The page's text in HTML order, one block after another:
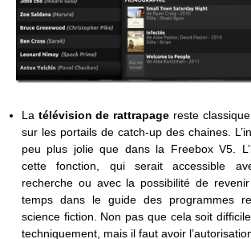
La télévision de rattrapage reste
sur les portails de catch-up des chaines.
peu plus jolie que dans la Freebox V5.
cette fonction, qui serait accessible
recherche ou avec la possibilité de
temps dans le guide des programmes
science fiction. Non pas que cela soit
techniquement, mais il faut avoir